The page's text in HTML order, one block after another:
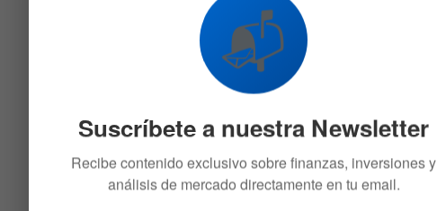
📬
Suscríbete a nuestra Newsletter
Recibe contenido exclusivo sobre finanzas, inversiones y
análisis de mercado directamente en tu email.